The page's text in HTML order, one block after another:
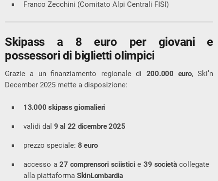
Franco Zecchini (Comitato Alpi Centrali FISI)
Skipass a 8 euro per giovani e
possessori di biglietti olimpici
Grazie a un finanziamento regionale di 200.000 euro, Ski’n
December 2025 mette a disposizione:
13.000 skipass giornalieri
validi dal 9 al 22 dicembre 2025
prezzo speciale: 8 euro
accesso a27 comprensori sciistici e 39 societàcollegate
alla piattaforma SkinLombardia